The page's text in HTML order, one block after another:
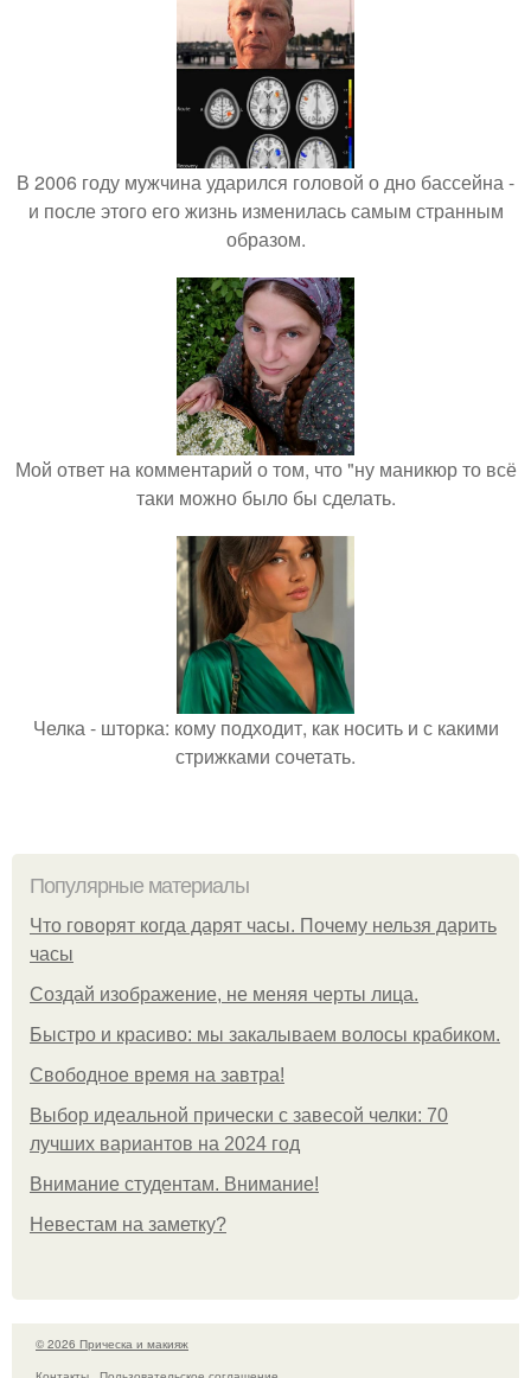
В 2006 году мужчина ударился головой о дно бассейна -
и после этого его жизнь изменилась самым странным
образом.
Мой ответ на комментарий о том, что "ну маникюр то всё
таки можно было бы сделать.
Челка - шторка: кому подходит, как носить и с какими
стрижками сочетать.
Популярные материалы
Что говорят когда дарят часы. Почему нельзя дарить
часы
Создай изображение, не меняя черты лица.
Быстро и красиво: мы закалываем волосы крабиком.
Свободное время на завтра!
Выбор идеальной прически с завесой челки: 70
лучших вариантов на 2024 год
Внимание студентам. Внимание!
Невестам на заметку?
© 2026 Прическа и макияж